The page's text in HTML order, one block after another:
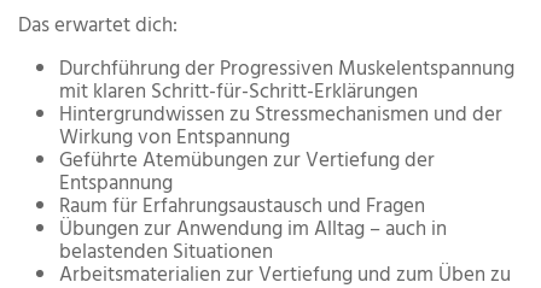
Das erwartet dich:​​​
Durchführung der Progressiven Muskelentspannung
mit klaren Schritt-für-Schritt-Erklärungen
Hintergrundwissen zu Stressmechanismen und der
Wirkung von Entspannung
Geführte Atemübungen zur Vertiefung der
Entspannung
Raum für Erfahrungsaustausch und Fragen
Übungen zur Anwendung im Alltag – auch in
belastenden Situationen
Arbeitsmaterialien zur Vertiefung und zum Üben zu